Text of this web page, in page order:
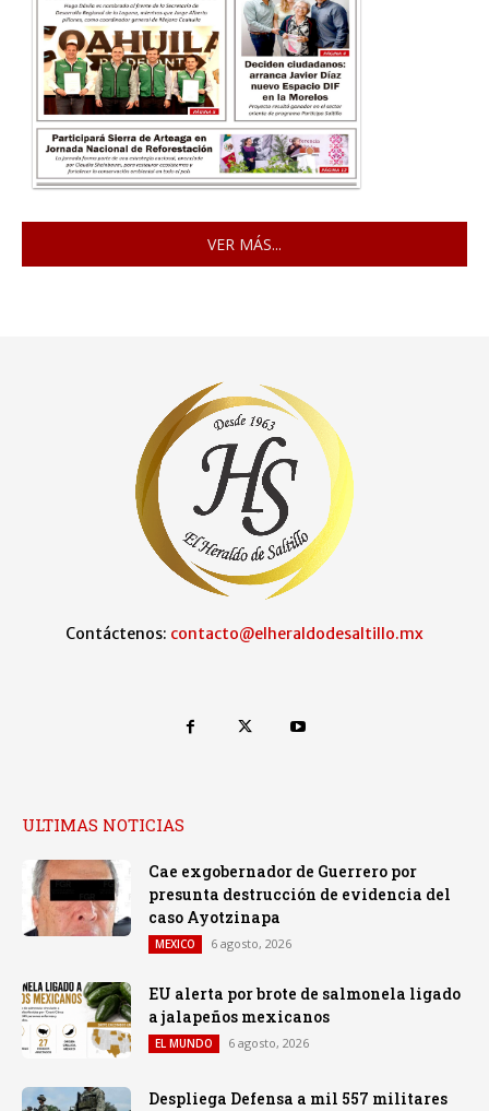
VER MÁS...
Contáctenos: contacto@elheraldodesaltillo.mx
ULTIMAS NOTICIAS
Cae exgobernador de Guerrero por
presunta destrucción de evidencia del
caso Ayotzinapa
MEXICO 6 agosto, 2026
EU alerta por brote de salmonela ligado
a jalapeños mexicanos
EL MUNDO 6 agosto, 2026
Despliega Defensa a mil 557 militares